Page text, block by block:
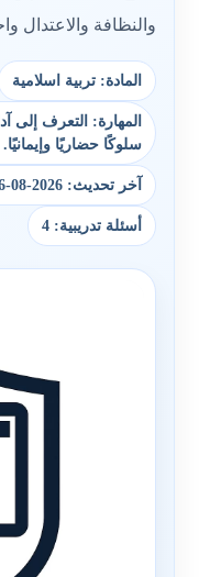
والنظافة والاعتدال
المادة: تربية اسلامية
المهارة: التعرف إلى
سلوكًا حضاريًا وإيمانيًا.
آخر تحديث: 2026-08-06
أسئلة تدريبية: 4